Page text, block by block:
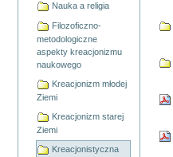
Nauka a religia
Filozoficzno-
metodologiczne
aspekty kreacjonizmu
naukowego
Kreacjonizm młodej
Ziemi
Kreacjonizm starej
Ziemi
Kreacjonistyczna